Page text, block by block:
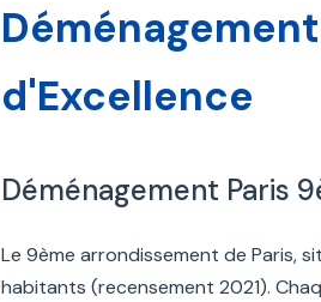
d'Excellence
Déménagement Paris
Le 9ème arrondissement de Paris,
habitants (recensement 2021).